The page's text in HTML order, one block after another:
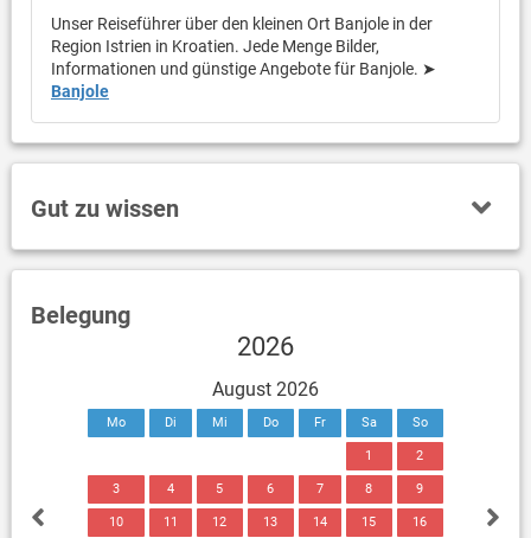
Unser Reiseführer über den kleinen Ort Banjole in der
Region Istrien in Kroatien. Jede Menge Bilder,
Informationen und günstige Angebote für Banjole. ➤
Banjole
Gut zu wissen
Belegung
2026
August 2026
Mo Di Mi Do Fr Sa So
1 2
3 4 5 6 7 8 9
10 11 12 13 14 15 16